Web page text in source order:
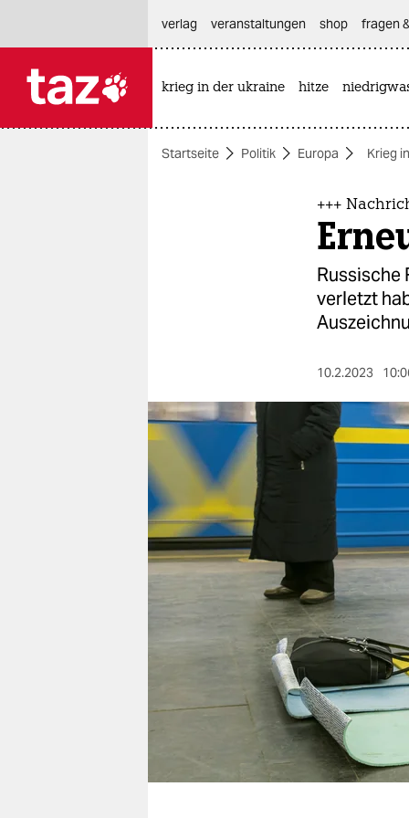
themen
berlin
nord
wahrheit
verlag
veranstaltungen
unterstützen
genossenschaft
verlag
veranstaltungen shop fragen
krieg in der ukraine hitze
Startseite Politik Europa Krieg
+++
Russische
verletzt
10.2.2023